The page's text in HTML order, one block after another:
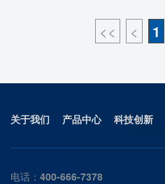
<< < 1
关于我们 产品中心 科技创新
电话： 400-666-7378